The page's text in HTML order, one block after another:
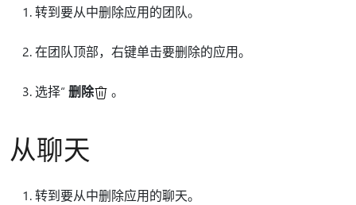
转到要从中删除应用的团队。
在团队顶部，右键单击要删除的应用。
选择“ 删除 。
从聊天
转到要从中删除应用的聊天。